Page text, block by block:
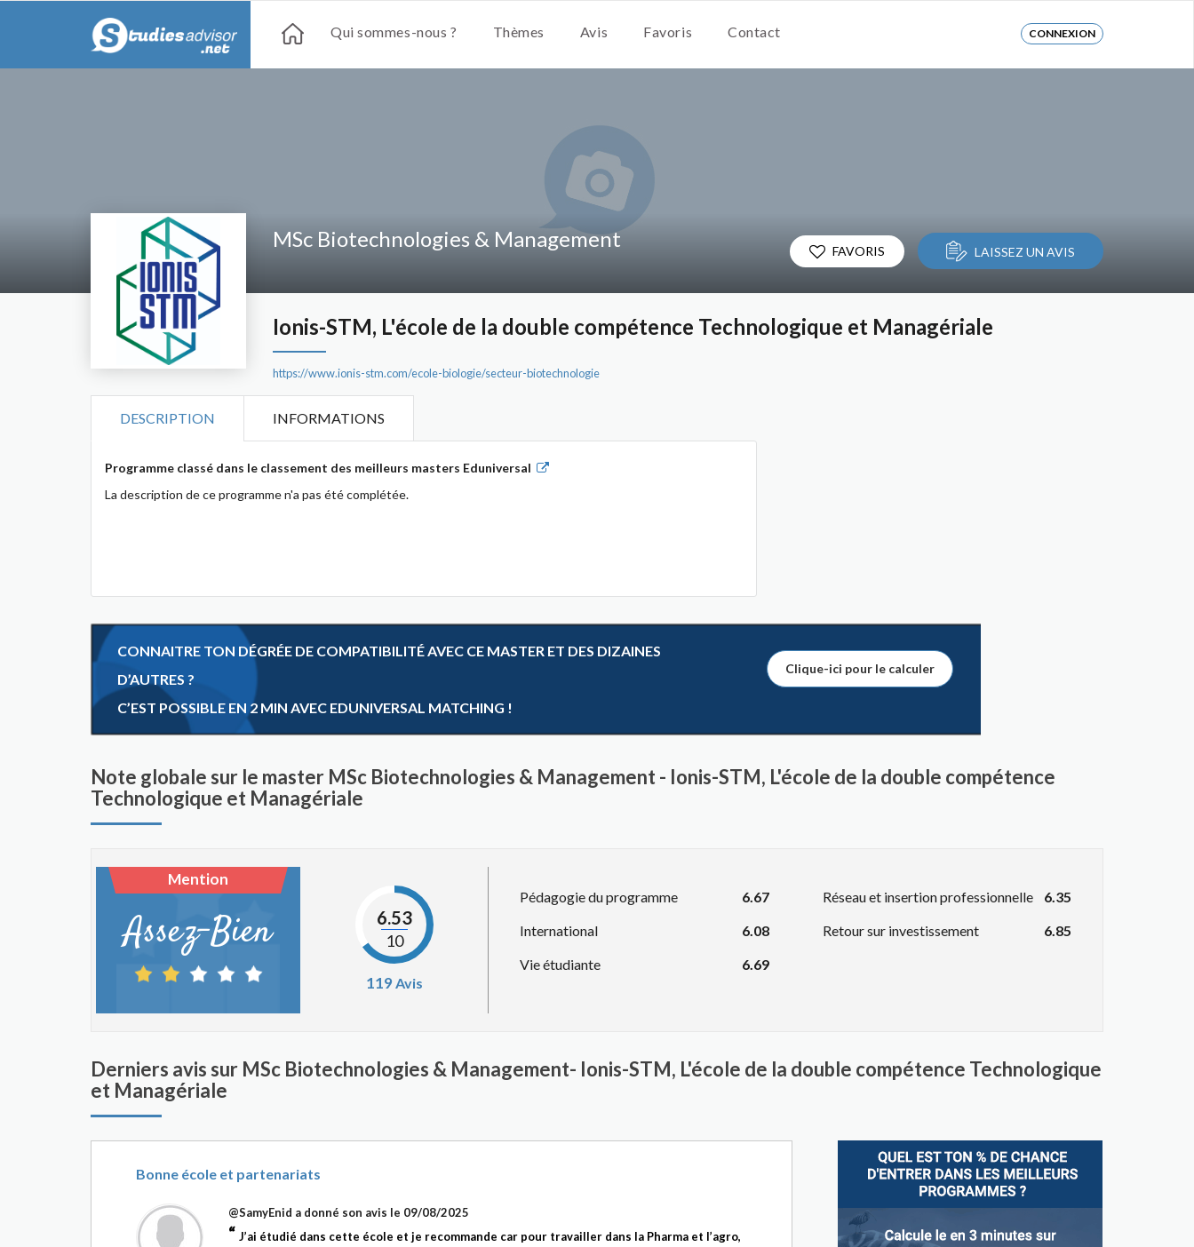
Qui sommes-nous ? Thèmes Avis Favoris Contact CONNEXION
MSc Biotechnologies & Management
Ionis-STM, L'école de la double compétence Technologique et Managériale
https://www.ionis-stm.com/ecole-biologie/secteur-biotechnologie
FAVORIS LAISSEZ UN AVIS
DESCRIPTION INFORMATIONS
Programme classé dans le classement des meilleurs masters Eduniversal
La description de ce programme n'a pas été complétée.
CONNAITRE TON DÉGRÉE DE COMPATIBILITÉ AVEC CE MASTER ET DES DIZAINES
D’AUTRES ?
C’EST POSSIBLE EN 2 MIN AVEC EDUNIVERSAL MATCHING !
Clique-ici pour le calculer
Note globale sur le master MSc Biotechnologies & Management - Ionis-STM, L'école de la double compétence
Technologique et Managériale
Mention
Assez-Bien 6.53
10
119 Avis
Pédagogie du programme
6.67
International
6.08
Vie étudiante
6.69
Réseau et insertion professionnelle
6.35
Retour sur investissement
6.85
Derniers avis sur MSc Biotechnologies & Management- Ionis-STM, L'école de la double compétence Technologique
et Managériale
Bonne école et partenariats
@SamyEnid a donné son avis le 09/08/2025
J’ai étudié dans cette école et je recommande car pour travailler dans la Pharma et l’agro,